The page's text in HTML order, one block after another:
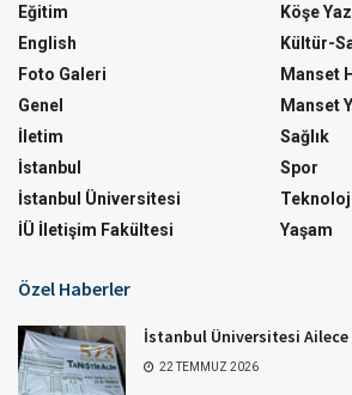
Eğitim
English
Foto Galeri
Genel
İletim
İstanbul
İstanbul Üniversitesi
İÜ İletişim Fakültesi
Köşe
Kültür-
Manset
Manset
Sağlık
Spor
Yaşam
Özel Haberler
İstanbul Üniversitesi Ailece
22 TEMMUZ 2026